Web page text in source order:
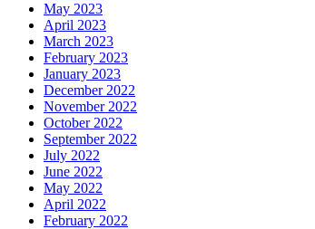
May 2023
April 2023
March 2023
February 2023
January 2023
December 2022
November 2022
October 2022
September 2022
July 2022
June 2022
May 2022
April 2022
February 2022